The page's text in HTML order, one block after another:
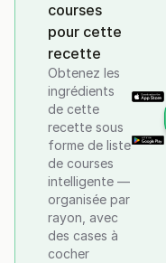
courses
pour cette
recette
Obtenez les
ingrédients
de cette
recette sous
forme de liste
de courses
intelligente —
organisée par
rayon, avec
des cases à
cocher